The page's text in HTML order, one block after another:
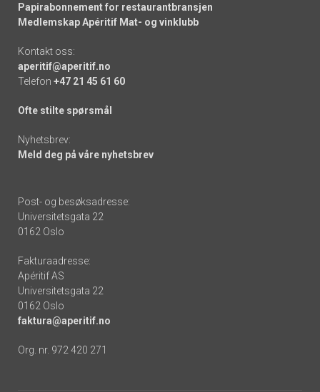
Papirabonnement for restaurantbransjen
Medlemskap Apéritif Mat- og vinklubb
Kontakt oss:
aperitif@aperitif.no
Telefon +47 21 45 61 60
Ofte stilte spørsmål
Nyhetsbrev:
Meld deg på våre nyhetsbrev
Post- og besøksadresse:
Universitetsgata 22
0162 Oslo
Fakturaadresse:
Apéritif AS
Universitetsgata 22
0162 Oslo
faktura@aperitif.no
Org. nr. 972 420 271